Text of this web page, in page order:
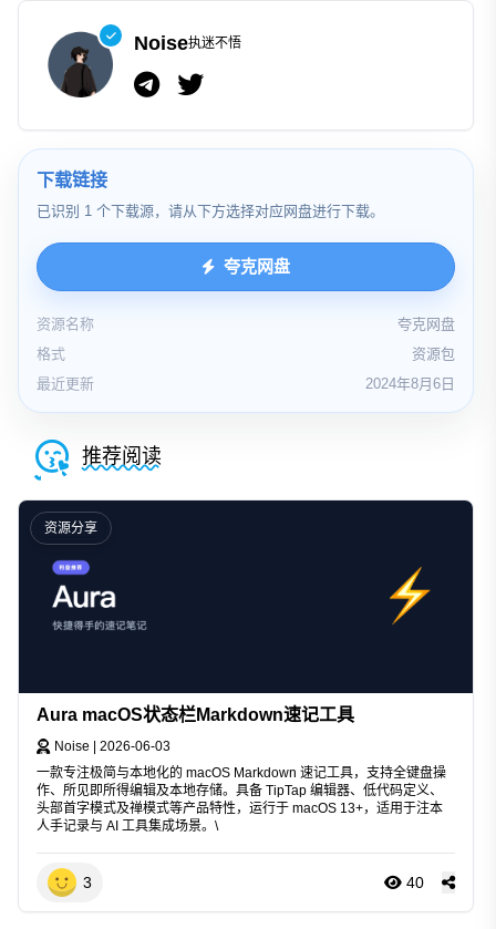
Noise执迷不悟
下载链接
已识别 1 个下载源，请从下方选择对应网盘进行下载。
夸克网盘
资源名称
夸克网盘
格式
资源包
最近更新
2024年8月6日
推荐阅读
资源分享
Aura macOS状态栏Markdown速记工具
Noise
2026-06-03
一款专注极简与本地化的 macOS Markdown 速记工具，支持全键盘操
作、所见即所得编辑及本地存储。具备 TipTap 编辑器、低代码定义、
头部首字模式及禅模式等产品特性，运行于 macOS 13+，适用于注本
人手记录与 AI 工具集成场景。\
3 40